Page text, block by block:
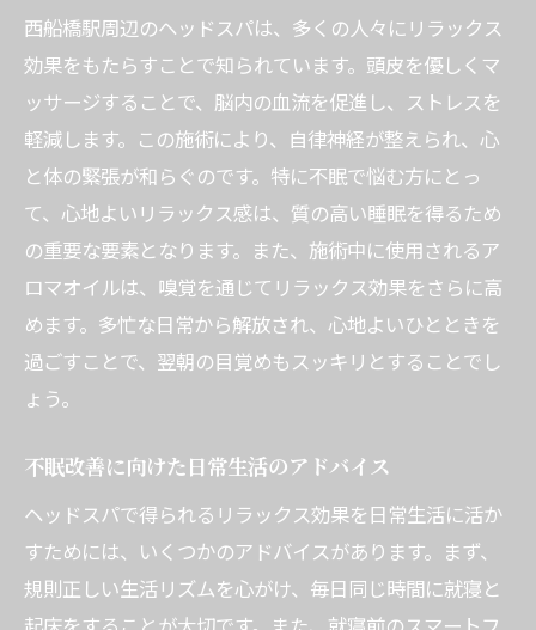
朝の目覚めが変わるヘッドスパの効果
体験者が語る施術後の変化
スッキリ目覚めるための習慣
セラピストが教える目覚めのコツ
実際の体験をもとにしたリラクゼーション
施術後の爽快感を保つための方法
ストレス解消に最適西船橋駅のヘッドスパで心
の平穏を
心の平穏を取り戻すヘッドスパの魅力
ヘッドスパが心に与える影響
日常生活でのストレス管理法
心と体のバランスを整えるアプローチ
ストレスに強くなるためのヒント
西船橋駅周辺のヘッドスパは、多くの人々にリラックス
効果をもたらすことで知られています。頭皮を優しくマ
ッサージすることで、脳内の血流を促進し、ストレスを
軽減します。この施術により、自律神経が整えられ、心
と体の緊張が和らぐのです。特に不眠で悩む方にとっ
て、心地よいリラックス感は、質の高い睡眠を得るため
の重要な要素となります。また、施術中に使用されるア
ロマオイルは、嗅覚を通じてリラックス効果をさらに高
めます。多忙な日常から解放され、心地よいひとときを
過ごすことで、翌朝の目覚めもスッキリとすることでし
ょう。
不眠改善に向けた日常生活のアドバイス
ヘッドスパで得られるリラックス効果を日常生活に活か
すためには、いくつかのアドバイスがあります。まず、
規則正しい生活リズムを心がけ、毎日同じ時間に就寝と